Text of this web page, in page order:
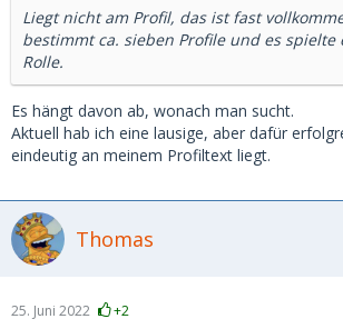
Liegt nicht am Profil, das ist fast
bestimmt ca. sieben Profile und es spielte
Rolle.
Es hängt davon ab, wonach man sucht.
Aktuell hab ich eine lausige, aber dafür
eindeutig an meinem Profiltext liegt.
Thomas
25. Juni 2022 +2